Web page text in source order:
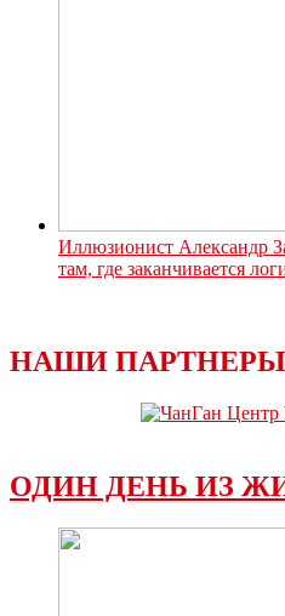
Иллюзионист Александр
там, где заканчивается
НАШИ ПАРТНЕРЫ
ОДИН ДЕНЬ ИЗ